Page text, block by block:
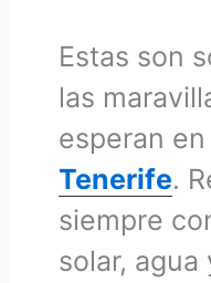
Estas son
las
esperan en
Tenerife.
siempre
solar, agua